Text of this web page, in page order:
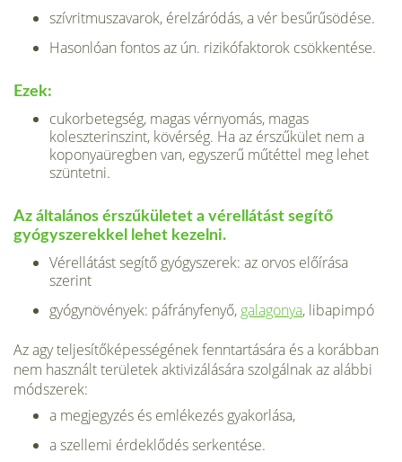
szívritmuszavarok, érelzáródás, a vér besűrűsödése.
Hasonlóan fontos az ún. rizikófaktorok csökkentése.
Ezek:
cukorbetegség, magas vérnyomás, magas
koleszterinszint, kövérség. Ha az érszűkület nem a
koponyaüregben van, egyszerű műtéttel meg lehet
szün­tetni.
Az általános érszűkületet a vérellátást segítő
gyógyszerekkel lehet kezelni.
Vérellátást segítő gyógyszerek: az orvos előírása
szerint
gyógynövények: páfrányfenyő, galagonya, libapimpó
Az agy teljesítőképességének fenntartására és a korábban
nem használt terüle­tek aktivizálására szolgálnak az alábbi
módszerek:
a megjegyzés és emlékezés gyakorlása,
a szellemi érdeklődés serkentése.